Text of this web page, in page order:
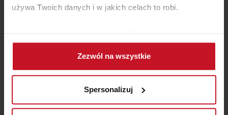
używa Twoich danych i w jakich celach to robi.
Jeśli wyrazisz na to zgodę, chcielibyśmy również:
Gromadzić dane dotyczące Twojej lokalizacji
geograficznej z dokładnością nawet do kilku metrów
Identyfikować Twoje urządzenie, aktywnie
(fingerprinting, czyli wirtualny odcisk palca)
Dowiedz się więcej odnośnie tego, jak Twoje osobiste
Zezwól na wszystkie
Spersonalizuj
KRZESŁO LIAM
ZAPYTAJ O CENĘ W SALONIE